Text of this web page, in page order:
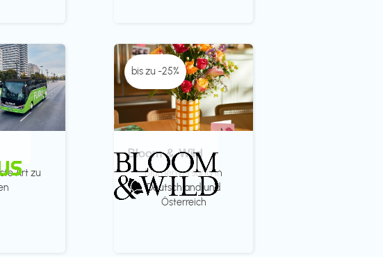
Art zu
bis zu -25%
Bloom & Wild
Blumenversand in
Deutschland und
Österreich